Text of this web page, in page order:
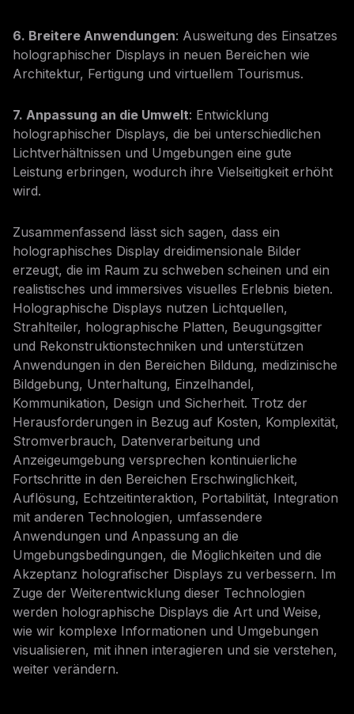
6. Breitere Anwendungen: Ausweitung des Einsatzes
holographischer Displays in neuen Bereichen wie
Architektur, Fertigung und virtuellem Tourismus.
7. Anpassung an die Umwelt: Entwicklung
holographischer Displays, die bei unterschiedlichen
Lichtverhältnissen und Umgebungen eine gute
Leistung erbringen, wodurch ihre Vielseitigkeit erhöht
wird.
Zusammenfassend lässt sich sagen, dass ein
holographisches Display dreidimensionale Bilder
erzeugt, die im Raum zu schweben scheinen und ein
realistisches und immersives visuelles Erlebnis bieten.
Holographische Displays nutzen Lichtquellen,
Strahlteiler, holographische Platten, Beugungsgitter
und Rekonstruktionstechniken und unterstützen
Anwendungen in den Bereichen Bildung, medizinische
Bildgebung, Unterhaltung, Einzelhandel,
Kommunikation, Design und Sicherheit. Trotz der
Herausforderungen in Bezug auf Kosten, Komplexität,
Stromverbrauch, Datenverarbeitung und
Anzeigeumgebung versprechen kontinuierliche
Fortschritte in den Bereichen Erschwinglichkeit,
Auflösung, Echtzeitinteraktion, Portabilität, Integration
mit anderen Technologien, umfassendere
Anwendungen und Anpassung an die
Umgebungsbedingungen, die Möglichkeiten und die
Akzeptanz holografischer Displays zu verbessern. Im
Zuge der Weiterentwicklung dieser Technologien
werden holographische Displays die Art und Weise,
wie wir komplexe Informationen und Umgebungen
visualisieren, mit ihnen interagieren und sie verstehen,
weiter verändern.